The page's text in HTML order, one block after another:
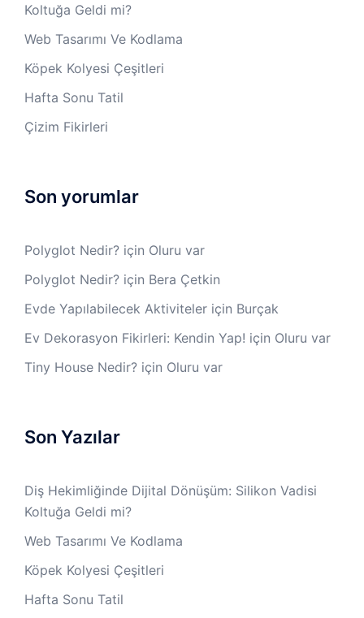
Koltuğa Geldi mi?
Web Tasarımı Ve Kodlama
Köpek Kolyesi Çeşitleri
Hafta Sonu Tatil
Çizim Fikirleri
Son yorumlar
Polyglot Nedir? için Oluru var
Polyglot Nedir? için Bera Çetkin
Evde Yapılabilecek Aktiviteler için Burçak
Ev Dekorasyon Fikirleri: Kendin Yap! için Oluru var
Tiny House Nedir? için Oluru var
Son Yazılar
Diş Hekimliğinde Dijital Dönüşüm: Silikon Vadisi
Koltuğa Geldi mi?
Web Tasarımı Ve Kodlama
Köpek Kolyesi Çeşitleri
Hafta Sonu Tatil